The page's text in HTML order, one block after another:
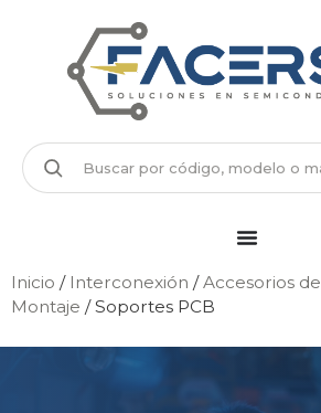
Inicio / Interconexión /Accesorios de
Montaje / Soportes PCB